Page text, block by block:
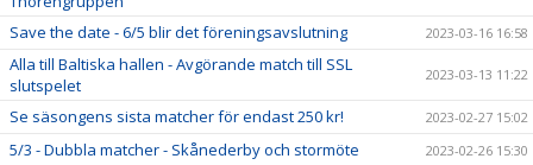
Save the date - 6/5 blir det föreningsavslutning 2023-03-16 16:58
Alla till Baltiska hallen - Avgörande match till SSL
slutspelet
2023-03-13 11:22
Se säsongens sista matcher för endast 250 kr! 2023-02-27 15:02
5/3 - Dubbla matcher - Skånederby och stormöte 2023-02-26 15:30